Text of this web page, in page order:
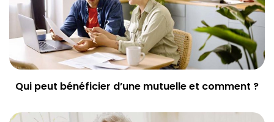
Qui peut bénéficier d’une mutuelle et comment ?